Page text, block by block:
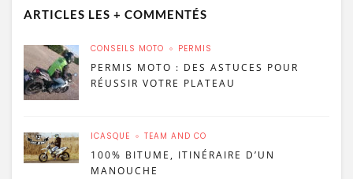
ARTICLES LES + COMMENTÉS
CONSEILS MOTO PERMIS
PERMIS MOTO : DES ASTUCES POUR
RÉUSSIR VOTRE PLATEAU
ICASQUE TEAM AND CO
100% BITUME, ITINÉRAIRE D’UN
MANOUCHE